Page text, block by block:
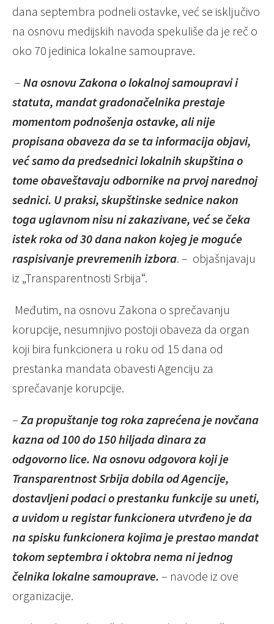
dana septembra podneli ostavke, već se isključivo
na osnovu medijskih navoda spekuliše da je reč o
oko 70 jedinica lokalne samouprave.
– Na osnovu Zakona o lokalnoj samoupravi i
statuta, mandat gradonačelnika prestaje
momentom podnošenja ostavke, ali nije
propisana obaveza da se ta informacija objavi,
već samo da predsednici lokalnih skupština o
tome obaveštavaju odbornike na prvoj narednoj
sednici. U praksi, skupštinske sednice nakon
toga uglavnom nisu ni zakazivane, već se čeka
istek roka od 30 dana nakon kojeg je moguće
raspisivanje prevremenih izbora. – objašnjavaju
iz „Transparentnosti Srbija“.
Međutim, na osnovu Zakona o sprečavanju
korupcije, nesumnjivo postoji obaveza da organ
koji bira funkcionera u roku od 15 dana od
prestanka mandata obavesti Agenciju za
sprečavanje korupcije.
– Za propuštanje tog roka zaprećena je novčana
kazna od 100 do 150 hiljada dinara za
odgovorno lice. Na osnovu odgovora koji je
Transparentnost Srbija dobila od Agencije,
dostavljeni podaci o prestanku funkcije su uneti,
a uvidom u registar funkcionera utvrđeno je da
na spisku funkcionera kojima je prestao mandat
tokom septembra i oktobra nema ni jednog
čelnika lokalne samouprave. – navode iz ove
organizacije.